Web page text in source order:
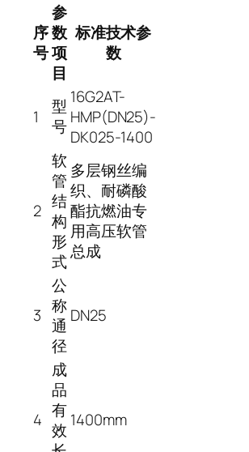
序
号
参
数
项
目
标准技术参
数
1
型
号
16G2AT-
HMP(DN25)-
DK025-1400
2
软
管
结
构
形
式
多层钢丝编
织、耐磷酸
酯抗燃油专
用高压软管
总成
3
公
称
通
径
DN25
4
成
品
有
效 1400mm